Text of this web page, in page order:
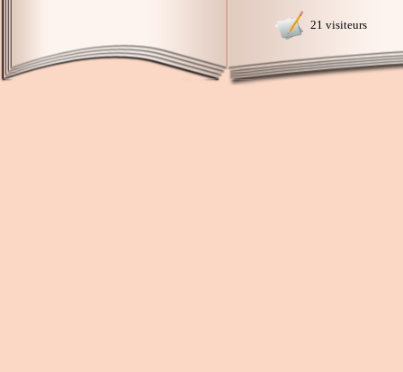
21 visiteurs